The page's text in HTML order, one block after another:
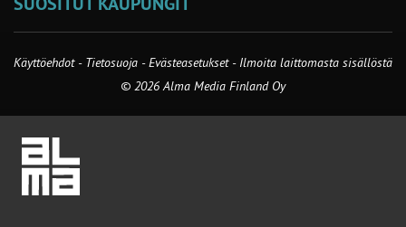
Käyttöehdot - Tietosuoja -Evästeasetukset- Ilmoita laittomasta sisällöstä
© 2026 Alma Media Finland Oy